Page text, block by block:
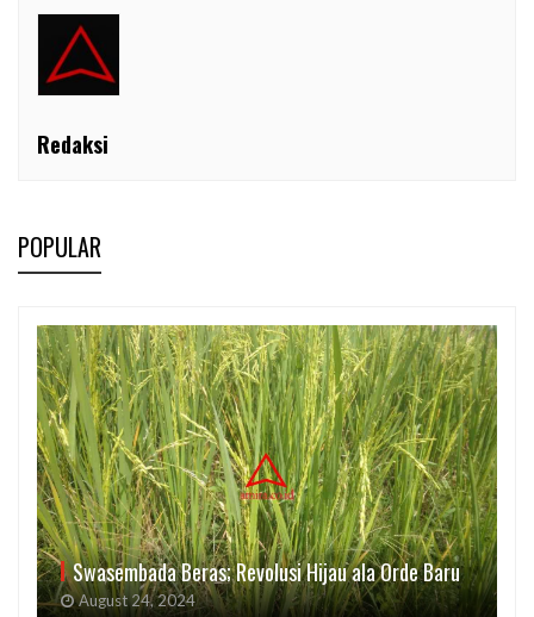
Redaksi
POPULAR
Swasembada Beras; Revolusi Hijau ala Orde Baru
August 24, 2024